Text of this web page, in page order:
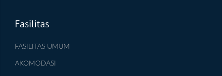
Fasilitas
FASILITAS UMUM
AKOMODASI